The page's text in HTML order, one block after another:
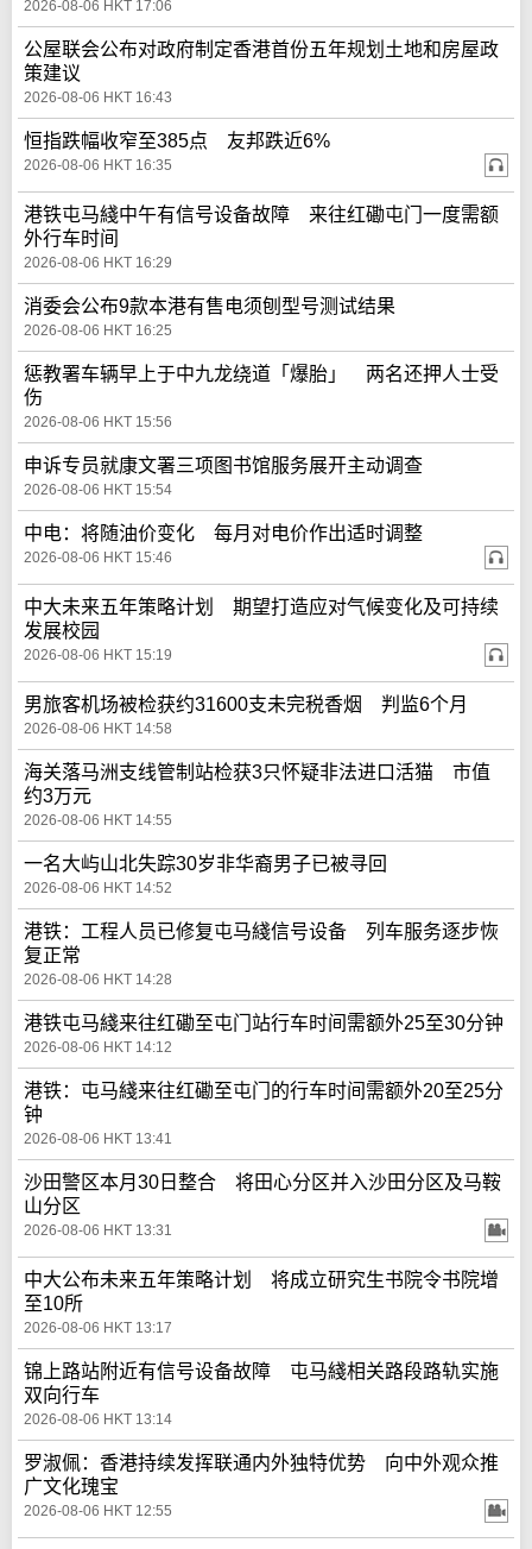
2026-08-06 HKT 17:06
公屋联会公布对政府制定香港首份五年规划土地和房屋政
策建议
2026-08-06 HKT 16:43
恒指跌幅收窄至385点 友邦跌近6%
2026-08-06 HKT 16:35
港铁屯马綫中午有信号设备故障 来往红磡屯门一度需额
外行车时间
2026-08-06 HKT 16:29
消委会公布9款本港有售电须刨型号测试结果
2026-08-06 HKT 16:25
惩教署车辆早上于中九龙绕道「爆胎」 两名还押人士受
伤
2026-08-06 HKT 15:56
申诉专员就康文署三项图书馆服务展开主动调查
2026-08-06 HKT 15:54
中电：将随油价变化 每月对电价作出适时调整
2026-08-06 HKT 15:46
中大未来五年策略计划 期望打造应对气候变化及可持续
发展校园
2026-08-06 HKT 15:19
男旅客机场被检获约31600支未完税香烟 判监6个月
2026-08-06 HKT 14:58
海关落马洲支线管制站检获3只怀疑非法进口活猫 市值
约3万元
2026-08-06 HKT 14:55
一名大屿山北失踪30岁非华裔男子已被寻回
2026-08-06 HKT 14:52
港铁：工程人员已修复屯马綫信号设备 列车服务逐步恢
复正常
2026-08-06 HKT 14:28
港铁屯马綫来往红磡至屯门站行车时间需额外25至30分钟
2026-08-06 HKT 14:12
港铁：屯马綫来往红磡至屯门的行车时间需额外20至25分
钟
2026-08-06 HKT 13:41
沙田警区本月30日整合 将田心分区并入沙田分区及马鞍
山分区
2026-08-06 HKT 13:31
中大公布未来五年策略计划 将成立研究生书院令书院增
至10所
2026-08-06 HKT 13:17
锦上路站附近有信号设备故障 屯马綫相关路段路轨实施
双向行车
2026-08-06 HKT 13:14
罗淑佩：香港持续发挥联通内外独特优势 向中外观众推
广文化瑰宝
2026-08-06 HKT 12:55